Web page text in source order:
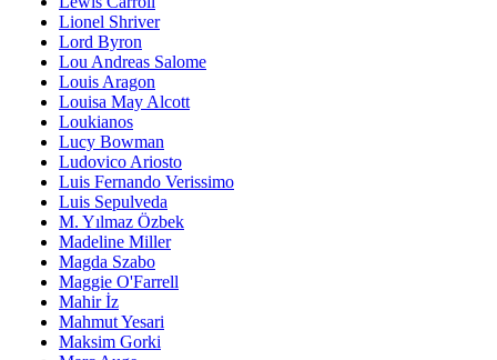
Lionel Shriver
Lord Byron
Lou Andreas Salome
Louis Aragon
Louisa May Alcott
Loukianos
Lucy Bowman
Ludovico Ariosto
Luis Fernando Verissimo
Luis Sepulveda
M. Yılmaz Özbek
Madeline Miller
Magda Szabo
Maggie O'Farrell
Mahir İz
Mahmut Yesari
Maksim Gorki